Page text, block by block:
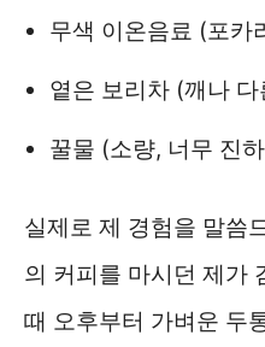
무색 이온음료 (포카
옅은 보리차 (깨나
꿀물 (소량, 너무 진
실제로 제 경험을 말씀
의 커피를 마시던 제가
때 오후부터 가벼운 두